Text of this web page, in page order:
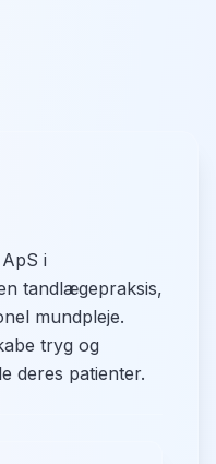
i
tandlægepraksis,
mundpleje.
tryg og
deres patienter.